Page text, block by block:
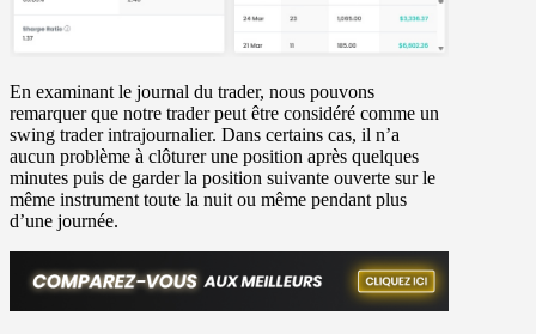
En examinant le journal du trader, nous pouvons
remarquer que notre trader peut être considéré comme un
swing trader intrajournalier. Dans certains cas, il n’a
aucun problème à clôturer une position après quelques
minutes puis de garder la position suivante ouverte sur le
même instrument toute la nuit ou même pendant plus
d’une journée.